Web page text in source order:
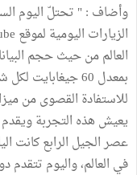
وأضاف : " تحتلّ اليوم
العالم من حيث حجم
بمعدل 60
للاستفادة القصوى من
يعيش هذه التجربة ويقدم
عصر الجيل الرابع كانت
في العالم، واليوم تتقدم